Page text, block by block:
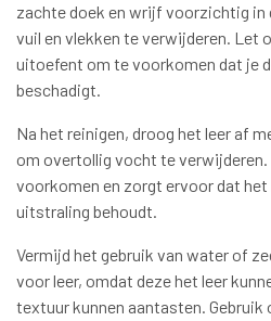
zachte doek en wrijf voorzichtig in
vuil en vlekken te verwijderen. Let
uitoefent om te voorkomen dat je
beschadigt.
Na het reinigen, droog het leer af
om overtollig vocht te
voorkomen en zorgt ervoor dat
uitstraling behoudt.
Vermijd het gebruik van water of
voor leer, omdat deze het leer
textuur kunnen aantasten. Gebruik